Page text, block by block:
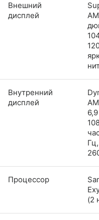
Внешний
дисплей
Внутренний
дисплей
Процессор
(2